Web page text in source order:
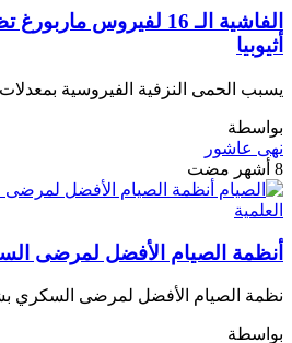
الفاشية الـ 16 لفيروس
أثيوبيا
يسبب الحمى النزفية الفيروسية بمعدلات وفاة
بواسطة
نهى عاشور
8 أشهر مضت
أنظمة الصيام الأفضل لمرضى
نظمة الصيام الأفضل لمرضى
بواسطة